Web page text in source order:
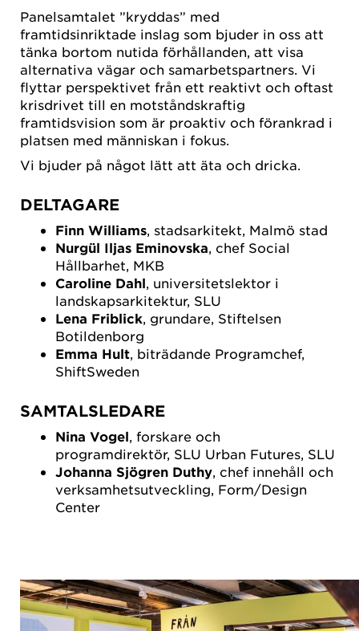
Panelsamtalet ”kryddas” med
framtidsinriktade inslag som bjuder in oss att
tänka bortom nutida förhållanden, att visa
alternativa vägar och samarbetspartners. Vi
flyttar perspektivet från ett reaktivt och oftast
krisdrivet till en motståndskraftig
framtidsvision som är proaktiv och förankrad i
platsen med människan i fokus.
Vi bjuder på något lätt att äta och dricka.
DELTAGARE
Finn Williams , stadsarkitekt, Malmö stad
Nurgül Iljas Eminovska , chef Social
Hållbarhet, MKB
Caroline Dahl , universitetslektor i
landskapsarkitektur, SLU
Lena Friblick , grundare, Stiftelsen
Botildenborg
Emma Hult , biträdande Programchef,
ShiftSweden
SAMTALSLEDARE
Nina Vogel , forskare och
programdirektör, SLU Urban Futures, SLU
Johanna Sjögren Duthy , chef innehåll och
verksamhetsutveckling, Form/Design
Center